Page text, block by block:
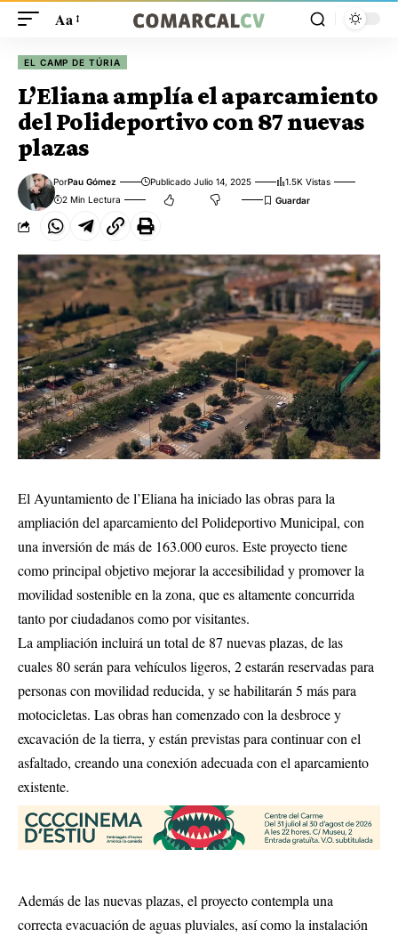
Aa
EL CAMP DE TÚRIA
L’Eliana amplía el aparcamiento
del Polideportivo con 87 nuevas
plazas
PorPau Gómez Publicado Julio 14, 2025
1.5K Vistas
2 Min Lectura
El Ayuntamiento de l’Eliana ha iniciado las obras para la
ampliación del aparcamiento del Polideportivo Municipal, con
una inversión de más de 163.000 euros. Este proyecto tiene
como principal objetivo mejorar la accesibilidad y promover la
movilidad sostenible en la zona, que es altamente concurrida
tanto por ciudadanos como por visitantes.
La ampliación incluirá un total de 87 nuevas plazas, de las
cuales 80 serán para vehículos ligeros, 2 estarán reservadas para
personas con movilidad reducida, y se habilitarán 5 más para
motocicletas. Las obras han comenzado con la desbroce y
excavación de la tierra, y están previstas para continuar con el
asfaltado, creando una conexión adecuada con el aparcamiento
existente.
Además de las nuevas plazas, el proyecto contempla una
correcta evacuación de aguas pluviales, así como la instalación